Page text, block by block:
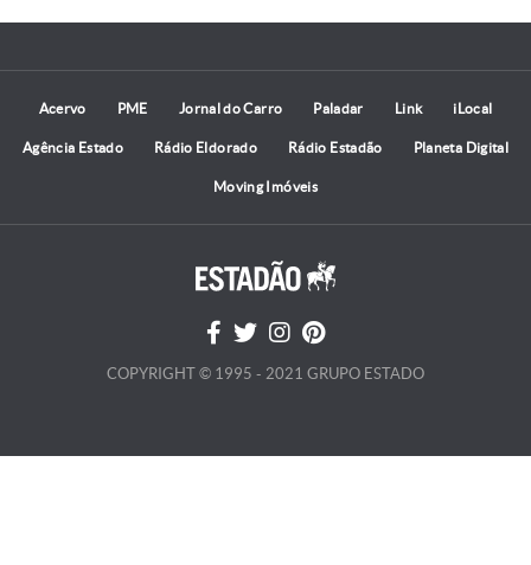
Acervo PME Jornal do Carro Paladar Link iLocal
Agência Estado Rádio Eldorado Rádio Estadão Planeta Digital
Moving Imóveis
COPYRIGHT © 1995 - 2021 GRUPO ESTADO